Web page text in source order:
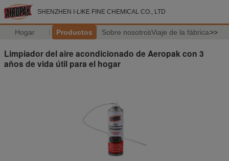
SHENZHEN I-LIKE FINE CHEMICAL CO., LTD
Hogar Productos Sobre nosotrosViaje de la fábrica>>
Limpiador del aire acondicionado de Aeropak con 3
años de vida útil para el hogar